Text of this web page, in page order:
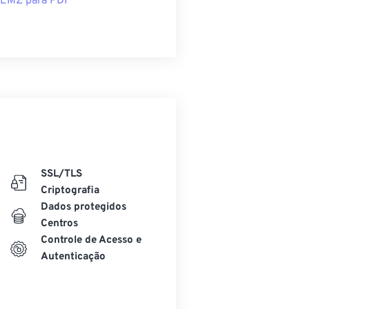
SSL/TLS
Criptografia
Dados protegidos
Centros
Controle de Acesso e
Autenticação